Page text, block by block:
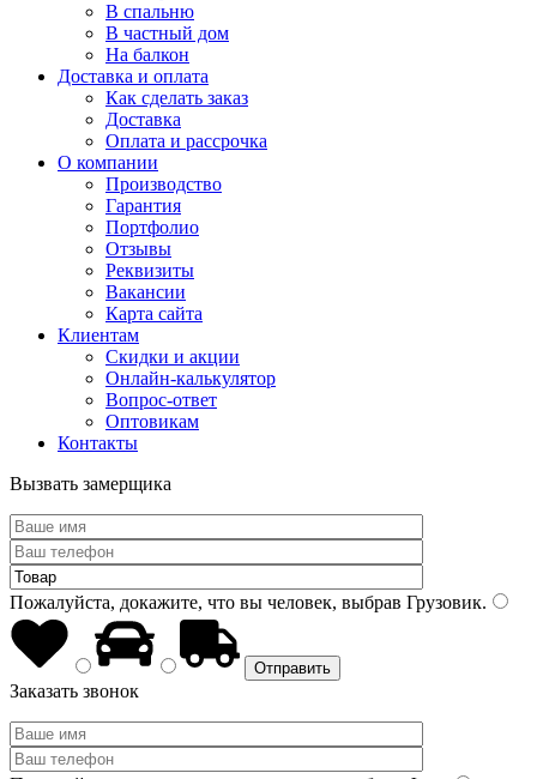
В спальню
В частный дом
На балкон
Доставка и оплата
Как сделать заказ
Доставка
Оплата и рассрочка
О компании
Производство
Гарантия
Портфолио
Отзывы
Реквизиты
Вакансии
Карта сайта
Клиентам
Скидки и акции
Онлайн-калькулятор
Вопрос-ответ
Оптовикам
Контакты
Вызвать замерщика
Пожалуйста, докажите, что вы человек, выбрав Грузовик.
Заказать звонок